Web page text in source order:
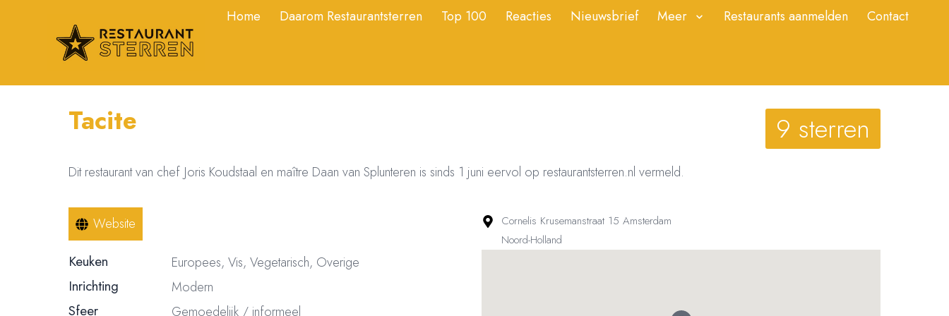
Home Daarom Restaurantsterren Top 100 Reacties Nieuwsbrief Meer Restaurants aanmelden Contact
Tacite 9 sterren
Dit restaurant van chef Joris Koudstaal en maître Daan van Splunteren is sinds 1 juni eervol op restaurantsterren.nl vermeld.
Website
Keuken Europees, Vis, Vegetarisch, Overige
Inrichting Modern
Sfeer Gemoedelijk / informeel
Cornelis Krusemanstraat 15 Amsterdam
Noord-Holland